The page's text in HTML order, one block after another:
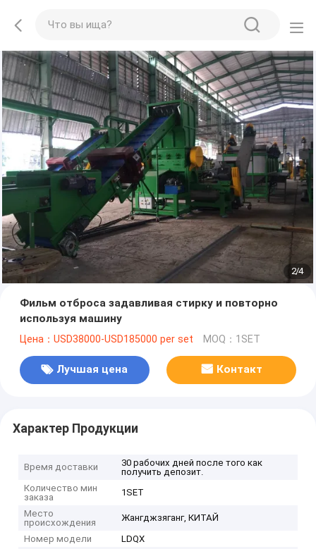
2/4
Фильм отброса задавливая стирку и повторно
используя машину
Цена：USD38000-USD185000 per set MOQ：1SET
Лучшая цена Контакт
Характер Продукции
Время доставки
30 рабочих дней после того как
получить депозит.
Количество мин
заказа
1SET
Место
происхождения
Жангджзяганг, КИТАЙ
Номер модели
LDQX